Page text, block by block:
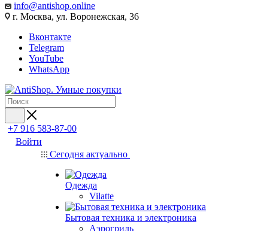
info@antishop.online
г. Москва, ул. Воронежская, 36
Вконтакте
Telegram
YouTube
WhatsApp
+7 916 583-87-00
Войти
Сегодня актуально
Одежда
Vilatte
Бытовая техника и электроника
Аэрогриль